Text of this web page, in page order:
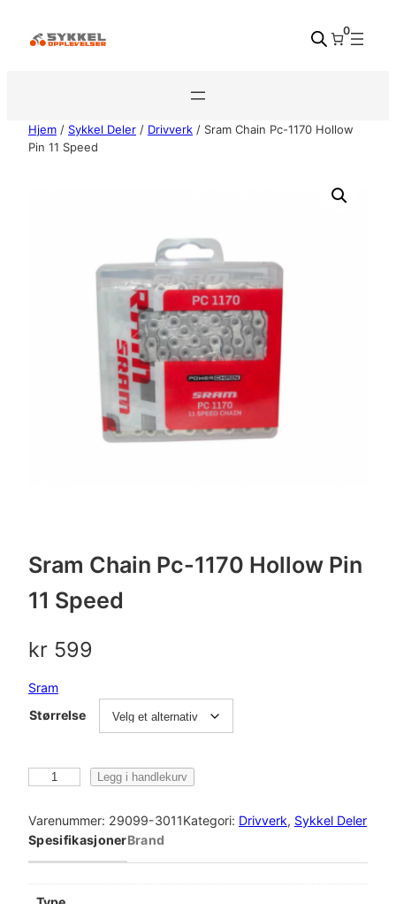
0
Hjem / Sykkel Deler / Drivverk / Sram Chain Pc-1170 Hollow
Pin 11 Speed
Sram Chain Pc-1170 Hollow Pin
11 Speed
kr 599
Sram
Størrelse
a
m
Legg i handlekurv
Varenummer: 29099-3011Kategori: Drivverk, Sykkel Deler
SpesifikasjonerBrand